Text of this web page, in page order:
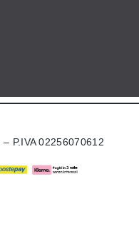
– P.IVA 02256070612